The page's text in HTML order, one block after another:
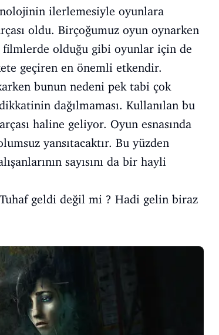
ilerlemesiyle oyunlara
oldu. Birçoğumuz oyun oynarken
filmlerde olduğu gibi oyunlar için de
geçiren en önemli etkendir.
bunun nedeni pek tabi çok
dağılmaması. Kullanılan bu
haline geliyor. Oyun esnasında
yansıtacaktır. Bu yüzden
sayısını da bir hayli
geldi değil mi ? Hadi gelin biraz